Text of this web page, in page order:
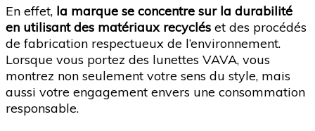
En effet, la marque se concentre sur la durabilité
en utilisant des matériaux recyclés et des procédés
de fabrication respectueux de l’environnement.
Lorsque vous portez des lunettes VAVA, vous
montrez non seulement votre sens du style, mais
aussi votre engagement envers une consommation
responsable.